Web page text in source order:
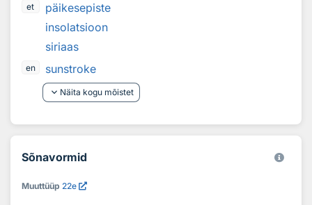
et
päikesepiste
insolatsioon
siriaas
en
sunstroke
keyboard_arrow_down Näita kogu mõistet
Sõnavormid
Muuttüüp 22e